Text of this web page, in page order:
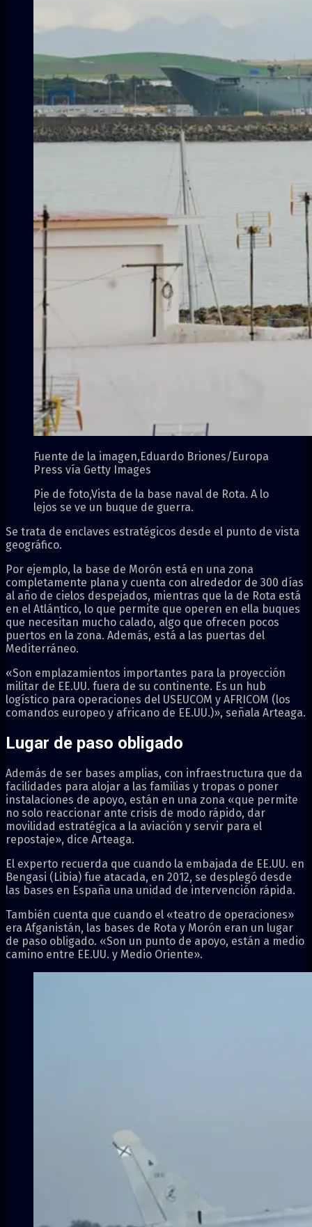
Fuente de la imagen, Eduardo Briones/Europa
Press vía Getty Images
Pie de foto,Vista de la base naval de Rota. A lo
lejos se ve un buque de guerra.
Se trata de enclaves estratégicos desde el punto de vista
geográfico.
Por ejemplo, la base de Morón está en una zona
completamente plana y cuenta con alrededor de 300 días
al año de cielos despejados, mientras que la de Rota está
en el Atlántico, lo que permite que operen en ella buques
que necesitan mucho calado, algo que ofrecen pocos
puertos en la zona. Además, está a las puertas del
Mediterráneo.
«Son emplazamientos importantes para la proyección
militar de EE.UU. fuera de su continente. Es un hub
logístico para operaciones del USEUCOM y AFRICOM (los
comandos europeo y africano de EE.UU.)», señala Arteaga.
Lugar de paso obligado
Además de ser bases amplias, con infraestructura que da
facilidades para alojar a las familias y tropas o poner
instalaciones de apoyo, están en una zona «que permite
no solo reaccionar ante crisis de modo rápido, dar
movilidad estratégica a la aviación y servir para el
repostaje», dice Arteaga.
El experto recuerda que cuando la embajada de EE.UU. en
Bengasi (Libia) fue atacada, en 2012, se desplegó desde
las bases en España una unidad de intervención rápida.
También cuenta que cuando el «teatro de operaciones»
era Afganistán, las bases de Rota y Morón eran un lugar
de paso obligado. «Son un punto de apoyo, están a medio
camino entre EE.UU. y Medio Oriente».